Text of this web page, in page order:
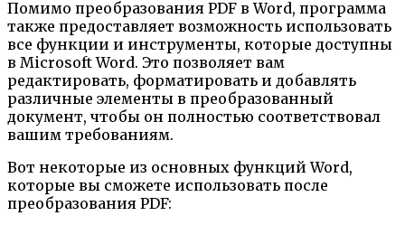
Помимо преобразования PDF в Word, программа
также предоставляет возможность использовать
все функции и инструменты, которые доступны
в Microsoft Word. Это позволяет вам
редактировать, форматировать и добавлять
различные элементы в преобразованный
документ, чтобы он полностью соответствовал
вашим требованиям.
Вот некоторые из основных функций Word,
которые вы сможете использовать после
преобразования PDF: